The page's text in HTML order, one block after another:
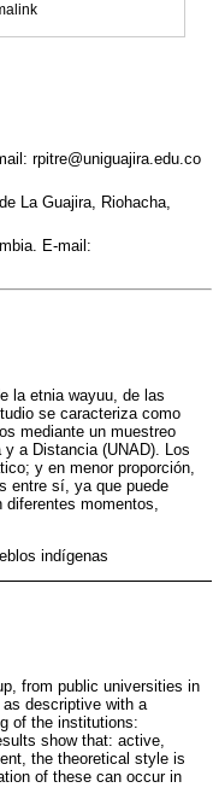
rpitre@uniguajira.edu.co
La Guajira, Riohacha,
E-mail:
la etnia wayuu, de las
se caracteriza como
mediante un muestreo
a Distancia (UNAD). Los
y en menor proporción,
entre sí, ya que puede
diferentes momentos,
indígenas
from public universities in
descriptive with a
of the institutions:
show that: active,
the theoretical style is
of these can occur in